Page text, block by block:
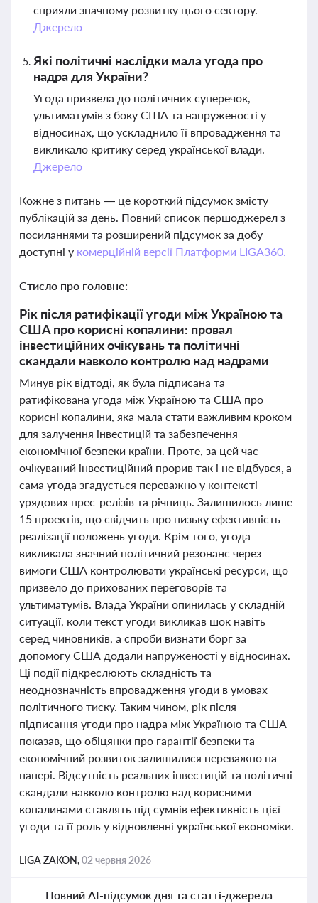
сприяли значному розвитку цього сектору.
Джерело
Які політичні наслідки мала угода про
надра для України?
Угода призвела до політичних суперечок,
ультиматумів з боку США та напруженості у
відносинах, що ускладнило її впровадження та
викликало критику серед української влади.
Джерело
Кожне з питань — це короткий підсумок змісту
публікацій за день. Повний список першоджерел з
посиланнями та розширений підсумок за добу
доступні у комерційній версії Платформи LIGA360.
Стисло про головне:
Рік після ратифікації угоди між Україною та
США про корисні копалини: провал
інвестиційних очікувань та політичні
скандали навколо контролю над надрами
Минув рік відтоді, як була підписана та
ратифікована угода між Україною та США про
корисні копалини, яка мала стати важливим кроком
для залучення інвестицій та забезпечення
економічної безпеки країни. Проте, за цей час
очікуваний інвестиційний прорив так і не відбувся, а
сама угода згадується переважно у контексті
урядових прес-релізів та річниць. Залишилось лише
15 проектів, що свідчить про низьку ефективність
реалізації положень угоди. Крім того, угода
викликала значний політичний резонанс через
вимоги США контролювати українські ресурси, що
призвело до прихованих переговорів та
ультиматумів. Влада України опинилась у складній
ситуації, коли текст угоди викликав шок навіть
серед чиновників, а спроби визнати борг за
допомогу США додали напруженості у відносинах.
Ці події підкреслюють складність та
неоднозначність впровадження угоди в умовах
політичного тиску. Таким чином, рік після
підписання угоди про надра між Україною та США
показав, що обіцянки про гарантії безпеки та
економічний розвиток залишилися переважно на
папері. Відсутність реальних інвестицій та політичні
скандали навколо контролю над корисними
копалинами ставлять під сумнів ефективність цієї
угоди та її роль у відновленні української економіки.
LIGA ZAKON,02 червня 2026
Повний AI-підсумок дня та статті-джерела